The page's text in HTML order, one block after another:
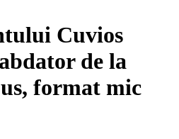
Cuvios
de la
format mic